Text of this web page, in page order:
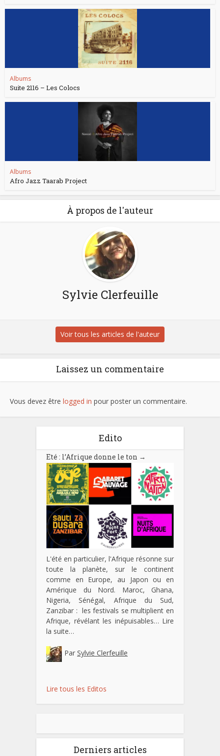
Albums
Suite 2116 – Les Colocs
Albums
Afro Jazz Taarab Project
À propos de l'auteur
Sylvie Clerfeuille
Voir tous les articles de l'auteur
Laissez un commentaire
Vous devez être logged in pour poster un commentaire.
Edito
Eté : l’Afrique donne le ton →
L'été en particulier, l'Afrique résonne sur
toute la planète, sur le continent
comme en Europe, au Japon ou en
Amérique du Nord. Maroc, Ghana,
Nigeria, Sénégal, Afrique du Sud,
Zanzibar : les festivals se multiplient en
Afrique, révélant les inépuisables… Lire
la suite…
Par Sylvie Clerfeuille
Lire tous les Editos
Derniers articles